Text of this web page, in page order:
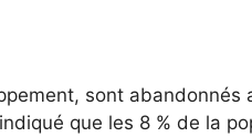
sont
que les 8 % de la